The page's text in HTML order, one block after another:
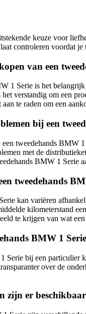
keuze voor
controleren voordat
van een
1 Serie is het
verstandig om een
te raden om een
bij een
tweedehands BMW
met de
BMW 1 Serie
tweedehands
kan variëren
kilometerstand
te krijgen van wat
BMW 1
Serie bij een particulier
over de
zijn er